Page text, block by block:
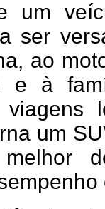
um
ser
ao
e à
um